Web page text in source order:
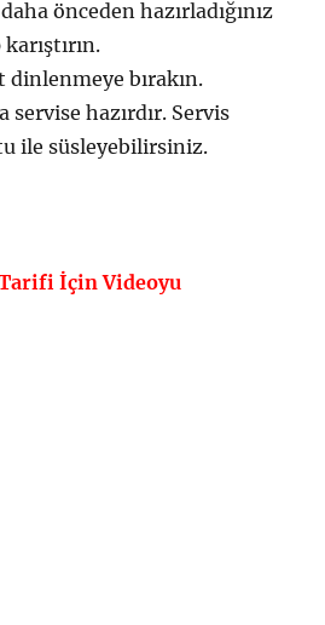
önceden hazırladığınız
dinlenmeye bırakın.
servise hazırdır. Servis
ile süsleyebilirsiniz.
İçin Videoyu